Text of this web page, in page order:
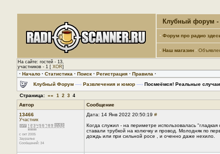
Клубный форум -
· Форум про радио
· Наш магазин ·
На сайте: гостей - 13,
участников - 1 [ XOR]
· Начало · Статистика · Поиск · Регистрация · Правила ·
Клубный Форум —› Развлечения и юмор —› Посмеёмся! Реальные случаи
Страница: «« 1 2 3 4
Автор
Сообщение
13466
Участник
с окт 2005
Зауралье
Сообщений: 34
Дата: 14 Янв 2022 20:50:19 #
Когда служил - на периметре использовалась
ставали трубкой на колючку и провод. Молодняк по
дождь или при сильной росе , и оченно даже нехило.